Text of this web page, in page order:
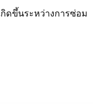
ดขึ้นระหว่างการซ่อม